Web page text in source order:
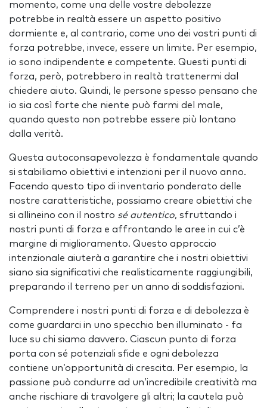
momento, come una delle vostre debolezze
potrebbe in realtà essere un aspetto positivo
dormiente e, al contrario, come uno dei vostri punti di
forza potrebbe, invece, essere un limite. Per esempio,
io sono indipendente e competente. Questi punti di
forza, però, potrebbero in realtà trattenermi dal
chiedere aiuto. Quindi, le persone spesso pensano che
io sia così forte che niente può farmi del male,
quando questo non potrebbe essere più lontano
dalla verità.
Questa autoconsapevolezza è fondamentale quando
si stabiliamo obiettivi e intenzioni per il nuovo anno.
Facendo questo tipo di inventario ponderato delle
nostre caratteristiche, possiamo creare obiettivi che
si allineino con il nostro sé autentico, sfruttando i
nostri punti di forza e affrontando le aree in cui c’è
margine di miglioramento. Questo approccio
intenzionale aiuterà a garantire che i nostri obiettivi
siano sia significativi che realisticamente raggiungibili,
preparando il terreno per un anno di soddisfazioni.
Comprendere i nostri punti di forza e di debolezza è
come guardarci in uno specchio ben illuminato - fa
luce su chi siamo davvero. Ciascun punto di forza
porta con sé potenziali sfide e ogni debolezza
contiene un’opportunità di crescita. Per esempio, la
passione può condurre ad un’incredibile creatività ma
anche rischiare di travolgere gli altri; la cautela può